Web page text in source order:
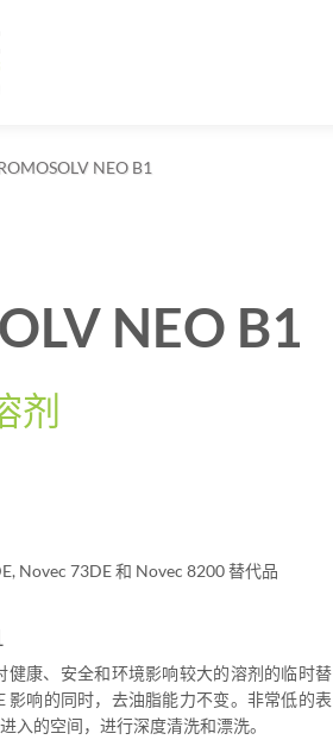
NEO B1
NEO B1
剂
Novec 73DE 和 Novec 8200 替代品
健康、安全和环境影响较大的溶剂的临时替
影响的同时，去油脂能力不变。非常低的表
入的空间，进行深度清洗和漂洗。